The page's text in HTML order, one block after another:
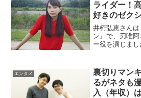
ライダー！
好きのゼク
井桁弘恵さん
ン』で、刃唯
ー役を演じまし
エンタメ
裏切りマン
るがネタも
入（年収）